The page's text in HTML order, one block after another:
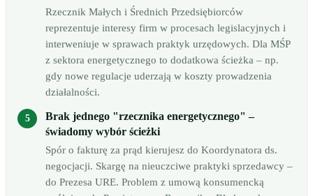
Rzecznik Małych i Średnich Przedsiębiorców
reprezentuje interesy firm w procesach legislacyjnych i
interweniuje w sprawach praktyk urzędowych. Dla MŚP
z sektora energetycznego to dodatkowa ścieżka – np.
gdy nowe regulacje uderzają w koszty prowadzenia
działalności.
Brak jednego "rzecznika energetycznego" –
świadomy wybór ścieżki
Spór o fakturę za prąd kierujesz do Koordynatora ds.
negocjacji. Skargę na nieuczciwe praktyki sprzedawcy –
do Prezesa URE. Problem z umową konsumencką